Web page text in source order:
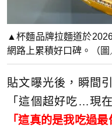
▲杯麵品牌拉麵道於
網路上累積好口碑。（圖
貼文曝光後，瞬間
「這個超好吃…現
「這真的是我吃過